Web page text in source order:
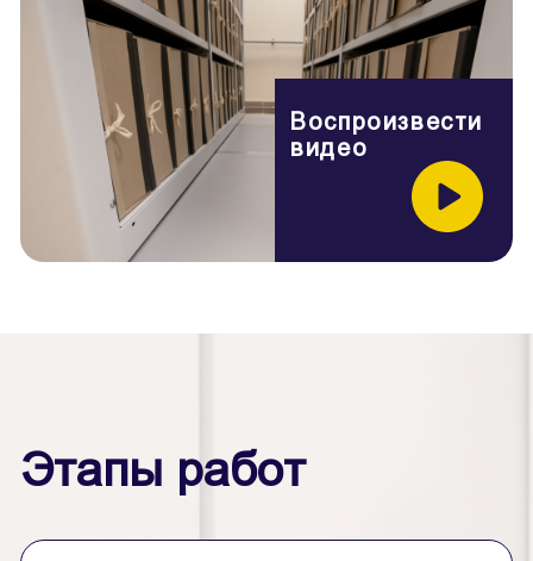
Воспроизвести
видео
Этапы работ